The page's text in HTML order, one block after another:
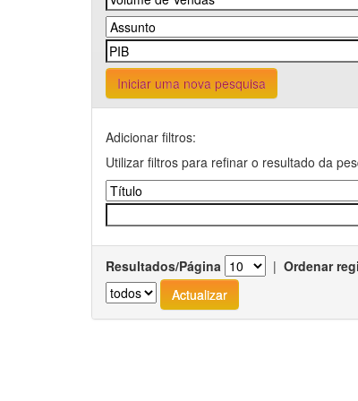
Iniciar uma nova pesquisa
Adicionar filtros:
Utilizar filtros para refinar o resultado da
Resultados/Página | Ordenar